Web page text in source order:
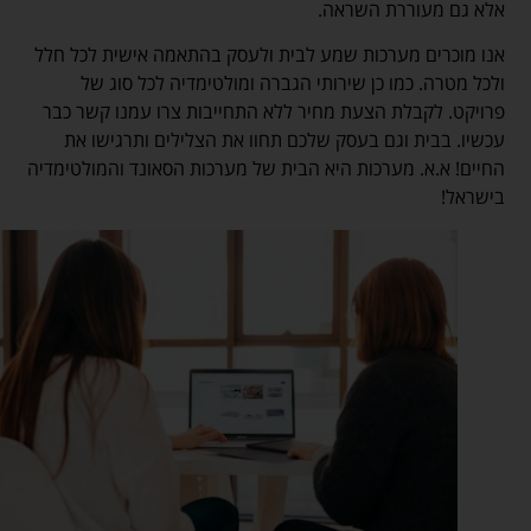
אלא גם מעוררת השראה.
אנו מוכרים מערכות שמע לבית ולעסק בהתאמה אישית לכל חלל
ולכל מטרה. כמו כן שירותי הגברה ומולטימדיה לכל סוג של
פרויקט. לקבלת הצעת מחיר ללא התחייבות צרו עמנו קשר כבר
עכשיו. בבית וגם בעסק שלכם תחוו את הצלילים ותרגישו את
החיים! א.א. מערכות היא הבית של מערכות הסאונד והמולטימדיה
בישראל!